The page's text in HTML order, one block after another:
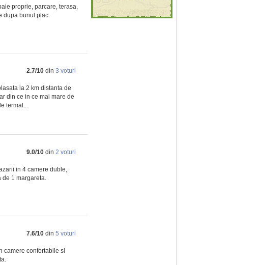
proprie, parcare, terasa,
dupa bunul plac.
2.7/10din 3 voturi
la 2 km distanta de
din ce in ce mai mare de
termal...
9.0/10din 2 voturi
in 4 camere duble,
de 1 margareta.
7.6/10din 5 voturi
camere confortabile si